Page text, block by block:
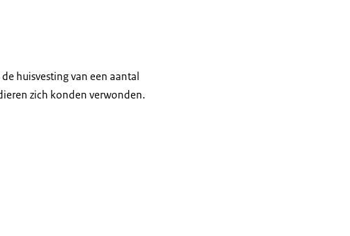
huisvesting van een aantal
zich konden verwonden.